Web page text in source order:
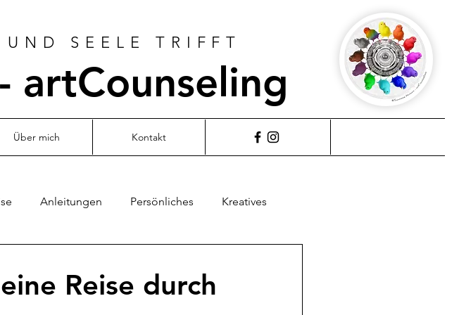
SEELE TRIFFT
artCounseling
Über mich Kontakt
Anleitungen Persönliches Kreatives
Reise durch